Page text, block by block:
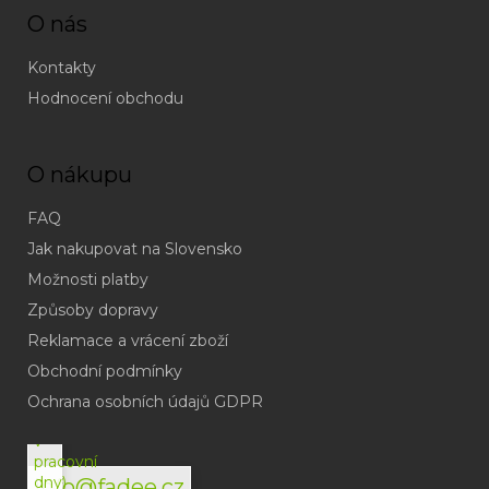
O nás
Kontakty
Hodnocení obchodu
O nákupu
FAQ
Jak nakupovat na Slovensko
Možnosti platby
Způsoby dopravy
Reklamace a vrácení zboží
Obchodní podmínky
Ochrana osobních údajů GDPR
(odpověď
do
v
pracovní
dny)